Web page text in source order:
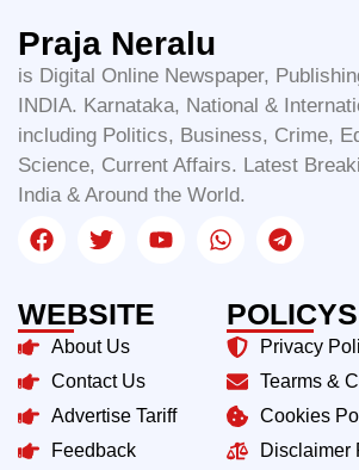
Praja Neralu
is Digital Online Newspaper,
INDIA. Karnataka, National &
including Politics, Business, Crime,
Science, Current Affairs. Latest
India & Around the World.
WEBSITE
About Us
Contact Us
Advertise Tariff
Feedback
POLICYS
Privacy
Tearms &
Cookies
Disclaimer